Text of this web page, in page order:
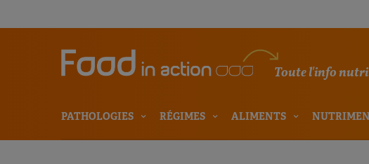
Toute l'info
PATHOLOGIES RÉGIMES ALIMENTS